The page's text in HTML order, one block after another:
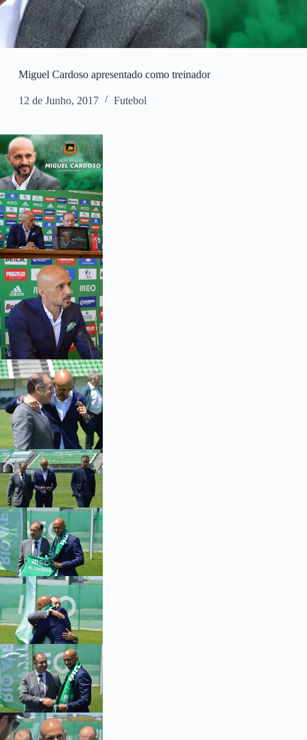
Miguel Cardoso apresentado como treinador
12 de Junho, 2017 Futebol